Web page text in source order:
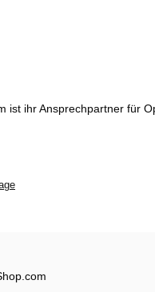
ist ihr Ansprechpartner für